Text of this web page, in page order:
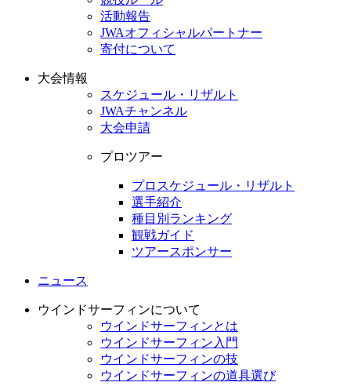
活動報告
JWAオフィシャルパートナー
寄付について
大会情報
スケジュール・リザルト
JWAチャンネル
大会申請
プロツアー
プロスケジュール・リザルト
選手紹介
種目別ランキング
観戦ガイド
ツアースポンサー
ニュース
ウインドサーフィンについて
ウインドサーフィンとは
ウインドサーフィン入門
ウインドサーフィンの技
ウインドサーフィンの道具選び